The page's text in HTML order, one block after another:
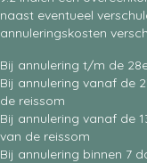
naast eventueel
annuleringskosten
Bij annulering t/m de
Bij annulering vanaf de
de reissom
Bij annulering vanaf de
van de reissom
Bij annulering binnen 7